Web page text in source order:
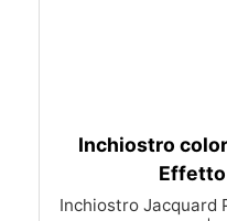
Inchiostro
Inchiostro Jacquard